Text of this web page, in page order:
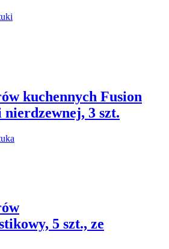
kuchennych Fusion
nierdzewnej, 3 szt.
5 szt., ze